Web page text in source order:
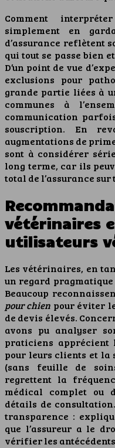
Comment
simplement en
d’assurance reflètent
qui tout se passe bien
D’un point de vue
exclusions pour
grande partie liées à
communes à
communication
souscription. En
augmentations de
sont à considérer
long terme, car ils
total de l’assurance
vétérinaires
utilisateurs
Les vétérinaires, en
un regard pragmatique
Beaucoup
pour chien pour éviter
de devis élevés.
avons pu analyser
praticiens apprécient
pour leurs clients et
(sans feuille de
regrettent la
médical complet ou
détails de
transparence :
que l’assureur a le
vérifier les